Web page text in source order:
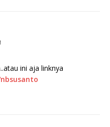
ini aja linknya